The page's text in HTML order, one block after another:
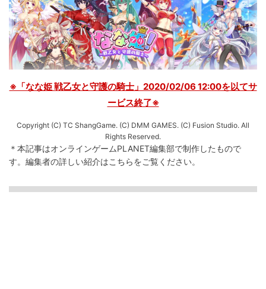
※「なな姫 戦乙女と守護の騎士」2020/02/06 12:00を以てサ
ービス終了※
Copyright (C) TC ShangGame. (C) DMM GAMES. (C) Fusion Studio. All
Rights Reserved.
＊本記事はオンラインゲームPLANET編集部で制作したもので
す。 編集者の詳しい紹介はこちらをご覧ください。